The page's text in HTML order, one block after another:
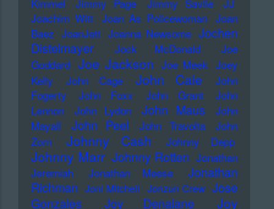
Kimmel
Jimmy Page Jimmy Savile
JJ
Joachim Witt Joan As Policewoman Joan
Baez JoanJett Joanna Newsome Jochen
Distelmayer
Jock McDonald
Joe
Goddard Joe Jackson Joe Meek Joey
Kelly
John Cage John Cale
John
Fogerty
John Foxx John Grant
John
Lennon
John Lydon John Maus
John
Mayall
John Peel John Travolta
John
Zorn
Johnny Cash Johnny Depp
Johnny Marr Johnny Rotten Jonathan
Jeremiah
Jonathan Meese
Jonathan
Richman Joni Mitchell Jonzun Crew Jose
Gonzales
Joy Denalane
Joy